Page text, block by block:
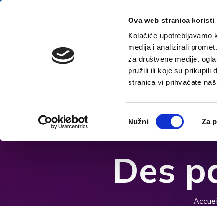
Ova web-stranica koristi
Kolačiće upotrebljavamo
medija i analizirali
za društvene medije,
pružili ili koje su prikupili
stranica vi prihvaćate
pristanka
Nužni Za
Aller au contenu
Des